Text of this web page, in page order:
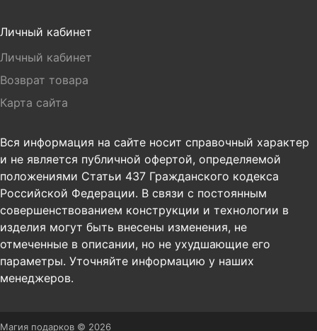
Личный кабинет
Личный кабинет
Возврат товара
Карта сайта
Вся информация на сайте носит справочный характер
и не является публичной офертой, определяемой
положениями Статьи 437 Гражданского кодекса
Российской Федерации. В связи с постоянным
совершенствованием конструкции и технологии в
изделия могут быть внесены изменения, не
отмеченные в описании, но не ухудшающие его
параметры. Уточняйте информацию у наших
менеджеров.
Магия подарков © 2026